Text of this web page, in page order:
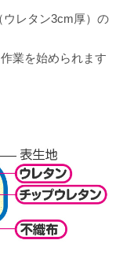
レタン3cm厚）の
業を始められます